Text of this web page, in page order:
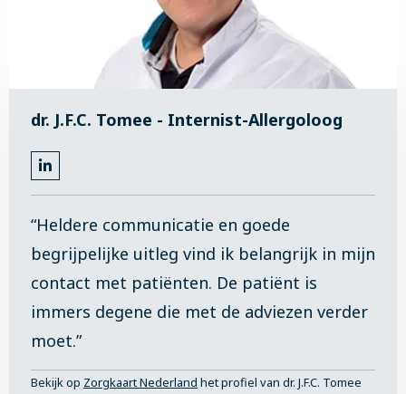
dr. J.F.C. Tomee - Internist-Allergoloog
Ga
naar
LinkedIn
“Heldere communicatie en goede
begrijpelijke uitleg vind ik belangrijk in mijn
contact met patiënten. De patiënt is
immers degene die met de adviezen verder
moet.”
Bekijk op Zorgkaart Nederland het profiel van dr. J.F.C. Tomee